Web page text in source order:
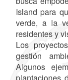
Island para
verde, a la
residentes y
Los
gestión
Algunos
plantaciones